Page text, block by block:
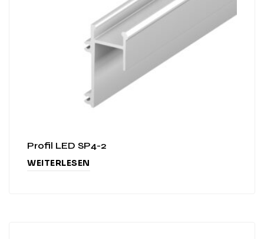
Profil LED SP4-2
WEITERLESEN